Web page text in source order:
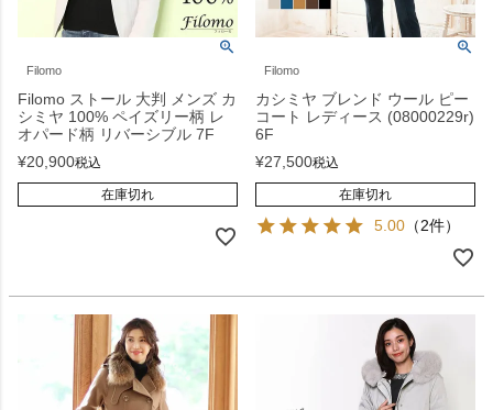
Filomo
Filomo ストール 大判 メンズ カ
シミヤ 100% ペイズリー柄 レ
オパード柄 リバーシブル 7F
¥20,900税込
在庫切れ
Filomo
カシミヤ ブレンド ウール ピー
コート レディース (08000229r)
6F
¥27,500税込
在庫切れ
5.00 （2件）